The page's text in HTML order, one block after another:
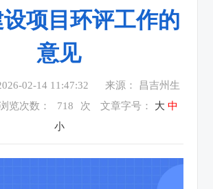
项目环评工作的
意见
02-14 11:47:32
来源： 昌吉州生
览次数： 718 次 文章字号： 大 中
小